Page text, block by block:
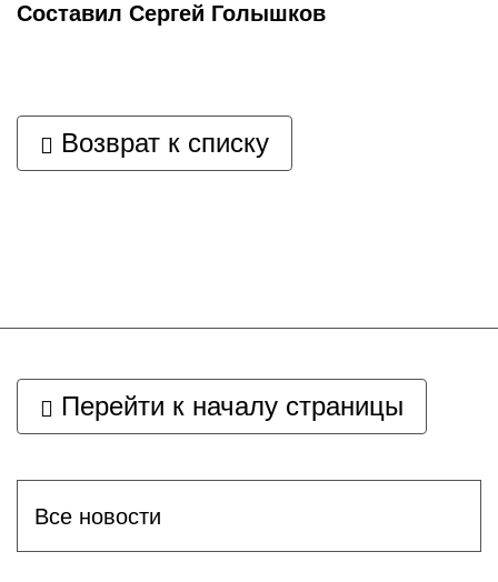
Составил Сергей Голышков
Возврат к списку
Перейти к началу страницы
Все новости